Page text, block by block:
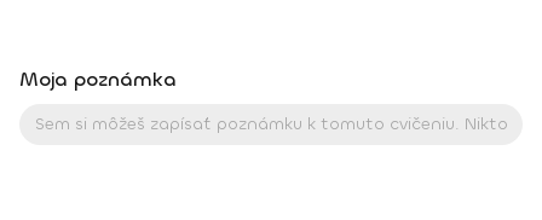
@andrea_mindfulflow Dosiahnuté vzdelanie: • Špecializačný
IYN certificate – Mindfulness Yoga Instructor (mesačný
Moja poznámka